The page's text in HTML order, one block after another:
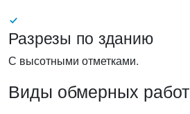
Разрезы по зданию
С высотными отметками.
Виды обмерных работ